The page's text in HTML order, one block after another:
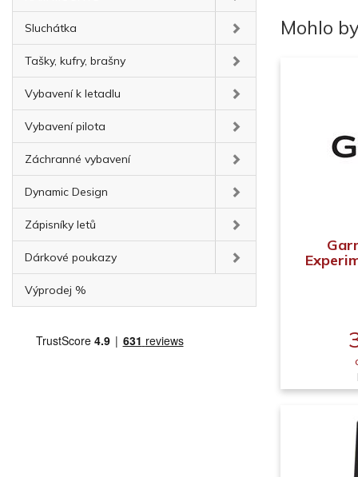
Sluchátka
Tašky, kufry, brašny
Vybavení k letadlu
Vybavení pilota
Záchranné vybavení
Dynamic Design
Zápisníky letů
Dárkové poukazy
Výprodej %
Mohlo